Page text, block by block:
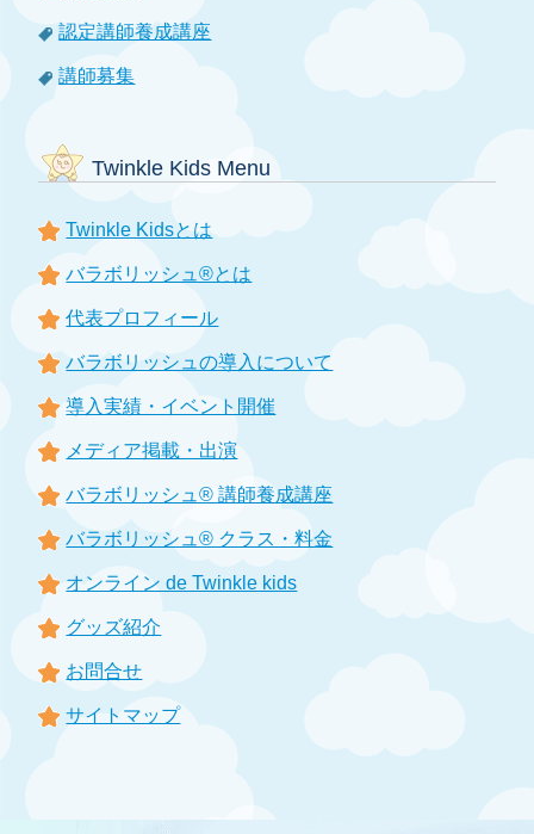
認定講師養成講座
講師募集
Twinkle Kids Menu
Twinkle Kidsとは
バラボリッシュ®とは
代表プロフィール
バラボリッシュの導入について
導入実績・イベント開催
メディア掲載・出演
バラボリッシュ® 講師養成講座
バラボリッシュ® クラス・料金
オンライン de Twinkle kids
グッズ紹介
お問合せ
サイトマップ